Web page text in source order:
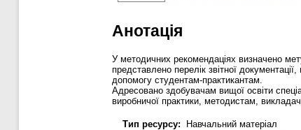
Анотація
У методичних рекомендаціях визначено
представлено перелік звітної
допомогу студентам-практикантам.
Адресовано здобувачам вищої освіти
виробничої практики, методистам,
Тип ресурсу:
Навчальний матеріал